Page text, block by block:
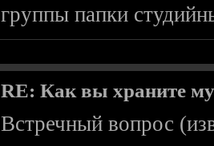
группы папки
RE: Как вы храните
Встречный вопрос